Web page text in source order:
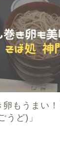
卵もうまい
うど)」